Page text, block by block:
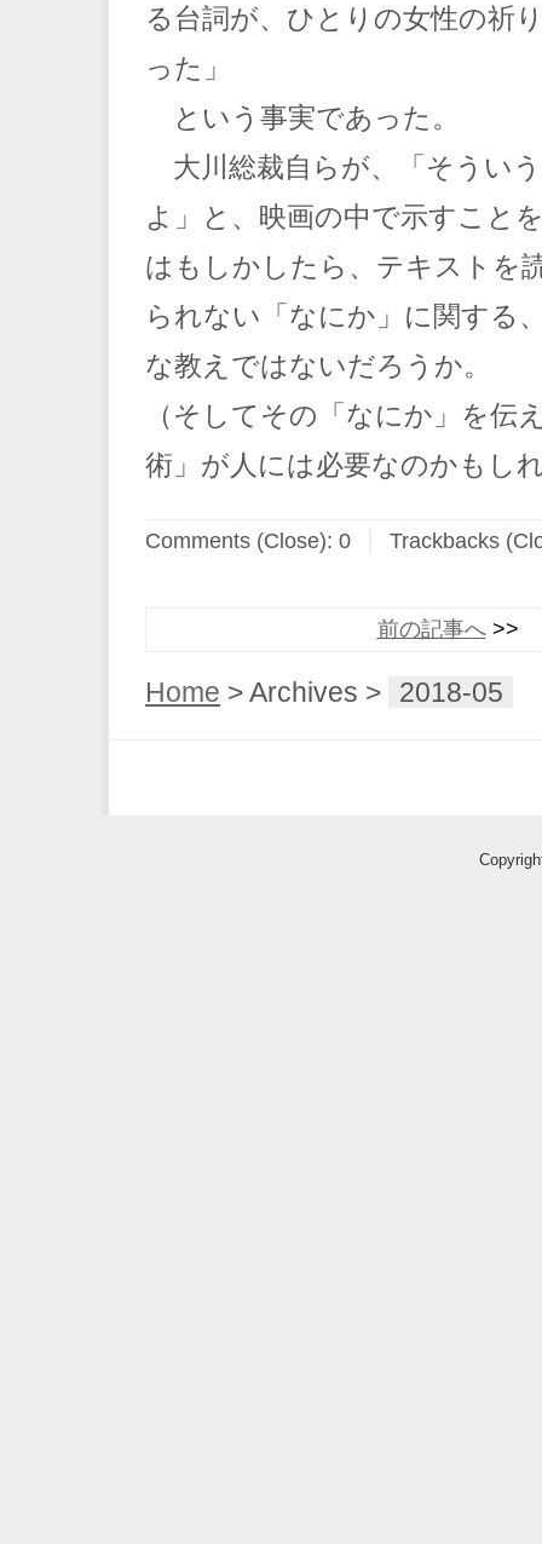
る台詞が、ひとりの女性の祈
った」
という事実であった。
大川総裁自らが、「そうい
よ」と、映画の中で示すこと
はもしかしたら、テキストを
られない「なにか」に関する
な教えではないだろうか。
（そしてその「なにか」を伝
術」が人には必要なのかもし
Comments (Close): 0 Trackbacks
前の記事へ
Home > Archives > 2018-05